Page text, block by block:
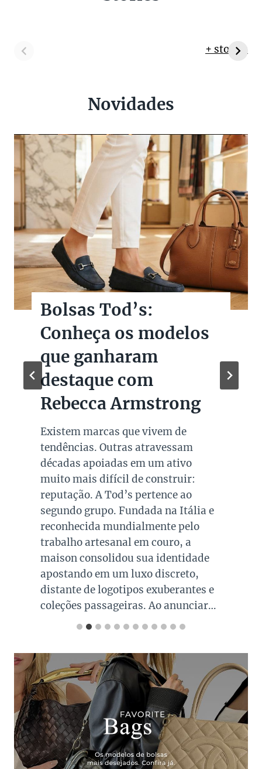
+ stories
Novidades
Bolsas Tod’s:
Conheça os modelos
que ganharam
destaque com
Rebecca Armstrong
Existem marcas que vivem de
tendências. Outras atravessam
décadas apoiadas em um ativo
muito mais difícil de construir:
reputação. A Tod’s pertence ao
segundo grupo. Fundada na Itália e
reconhecida mundialmente pelo
trabalho artesanal em couro, a
maison consolidou sua identidade
apostando em um luxo discreto,
distante de logotipos exuberantes e
coleções passageiras. Ao anunciar…